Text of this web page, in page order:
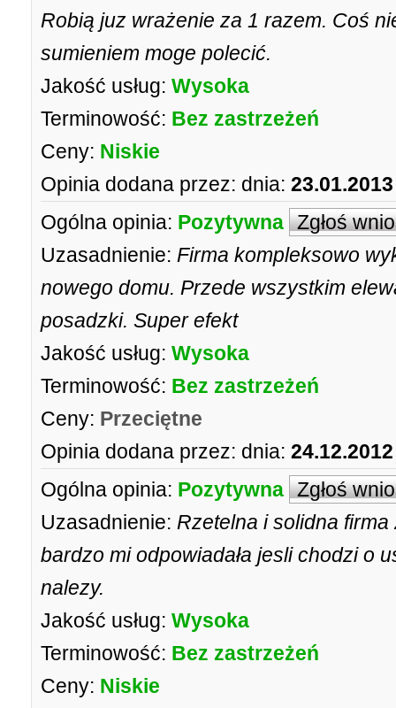
Robią juz wrażenie za 1 razem. Coś
sumieniem moge polecić.
Jakość usług: Wysoka
Terminowość: Bez zastrzeżeń
Ceny: Niskie
Opinia dodana przez: dnia:
Ogólna opinia: Pozytywna Zgłoś
Uzasadnienie: Firma kompleksowo
nowego domu. Przede wszystkim
posadzki. Super efekt
Jakość usług: Wysoka
Terminowość: Bez zastrzeżeń
Ceny: Przeciętne
Opinia dodana przez: dnia:
Ogólna opinia: Pozytywna Zgłoś
Uzasadnienie: Rzetelna i solidna
bardzo mi odpowiadała jesli chodzi o
nalezy.
Jakość usług: Wysoka
Terminowość: Bez zastrzeżeń
Ceny: Niskie